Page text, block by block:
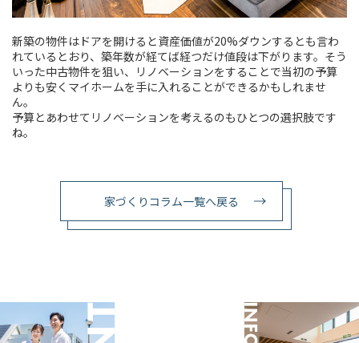
新築の物件はドアを開けると資産価値が20%ダウンするとも言わ
れているとおり、築年数が経てば経つだけ値段は下がります。そう
いった中古物件を狙い、リノベーションをすることで当初の予算
よりも安くマイホームを手に入れることができるかもしれませ
ん。
予算とあわせてリノベーションを考えるのもひとつの選択肢です
ね。
家づくりコラム一覧へ戻る